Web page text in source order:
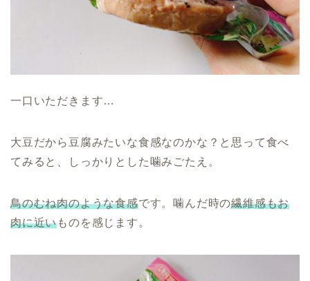
一口いただきます…
大豆だから豆腐みたいな食感なのかな？と思って食べ
てみると、しっかりとした噛みごたえ。
鳥のむね肉のような食感です。噛んだ時の繊維感もお
肉に近いものを感じます。